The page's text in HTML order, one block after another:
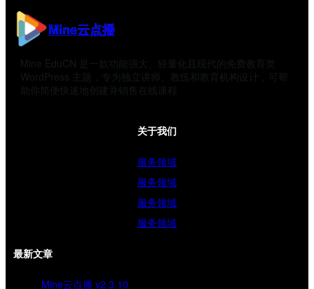
Mine云点播
Mine EduCN 是一款功能强大、轻量化且现代的免费教育类
WordPress 主题，专为独立讲师、教练和教育机构设计，可帮
助你简便快速地创建并销售在线课程
关于我们
服务领域
服务领域
服务领域
服务领域
最新文章
Mine云点播 v2.3.10